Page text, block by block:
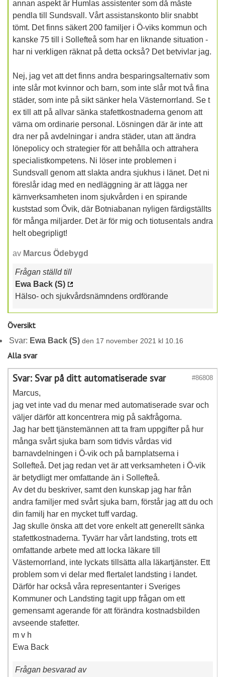
annan aspekt är Humlas assistenter som då måste
pendla till Sundsvall. Vårt assistanskonto blir snabbt
tömt. Det finns säkert 200 familjer i Ö-viks kommun och
kanske 75 till i Sollefteå som har en liknande situation -
har ni verkligen räknat på detta också? Det betvivlar jag.
Nej, jag vet att det finns andra besparingsalternativ som
inte slår mot kvinnor och barn, som inte slår mot två fina
städer, som inte på sikt sänker hela Västernorrland. Se t
ex till att på allvar sänka stafettkostnaderna genom att
värna om ordinarie personal. Lösningen där är inte att
dra ner på avdelningar i andra städer, utan att ändra
lönepolicy och strategier för att behålla och attrahera
specialistkompetens. Ni löser inte problemen i
Sundsvall genom att slakta andra sjukhus i länet. Det ni
föreslår idag med en nedläggning är att lägga ner
kärnverksamheten inom sjukvården i en spirande
kuststad som Övik, där Botniabanan nyligen färdigställts
för många miljarder. Det är för mig och tiotusentals andra
helt obegripligt!
av Marcus Ödebygd
Frågan ställd till
Ewa Back (S)
Hälso- och sjukvårdsnämndens ordförande
Översikt
Svar: Ewa Back (S) den 17 november 2021 kl 10.16
Alla svar
#86808
Svar: Svar på ditt automatiserade svar
Marcus,
jag vet inte vad du menar med automatiserade svar och
väljer därför att koncentrera mig på sakfrågorna.
Jag har bett tjänstemännen att ta fram uppgifter på hur
många svårt sjuka barn som tidvis vårdas vid
barnavdelningen i Ö-vik och på barnplatserna i
Sollefteå. Det jag redan vet är att verksamheten i Ö-vik
är betydligt mer omfattande än i Sollefteå.
Av det du beskriver, samt den kunskap jag har från
andra familjer med svårt sjuka barn, förstår jag att du och
din familj har en mycket tuff vardag.
Jag skulle önska att det vore enkelt att generellt sänka
stafettkostnaderna. Tyvärr har vårt landsting, trots ett
omfattande arbete med att locka läkare till
Västernorrland, inte lyckats tillsätta alla läkartjänster. Ett
problem som vi delar med flertalet landsting i landet.
Därför har också våra representanter i Sveriges
Kommuner och Landsting tagit upp frågan om ett
gemensamt agerande för att förändra kostnadsbilden
avseende stafetter.
m v h
Ewa Back
Frågan besvarad av